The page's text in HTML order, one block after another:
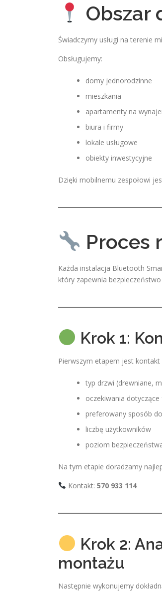
Obszar
Świadczymy usługi na terenie
Obsługujemy:
domy jednorodzinne
mieszkania
apartamenty na
biura i firmy
lokale usługowe
obiekty inwestycyjne
Dzięki mobilnemu zespołowi
Proces
Każda instalacja Bluetooth
który zapewnia
Krok 1:
Pierwszym etapem jest
typ drzwi (drewniane,
oczekiwania
preferowany sposób
liczbę użytkowników
poziom
Na tym etapie doradzamy
Kontakt: 570 933 114
Krok 2:
montażu
Następnie wykonujemy